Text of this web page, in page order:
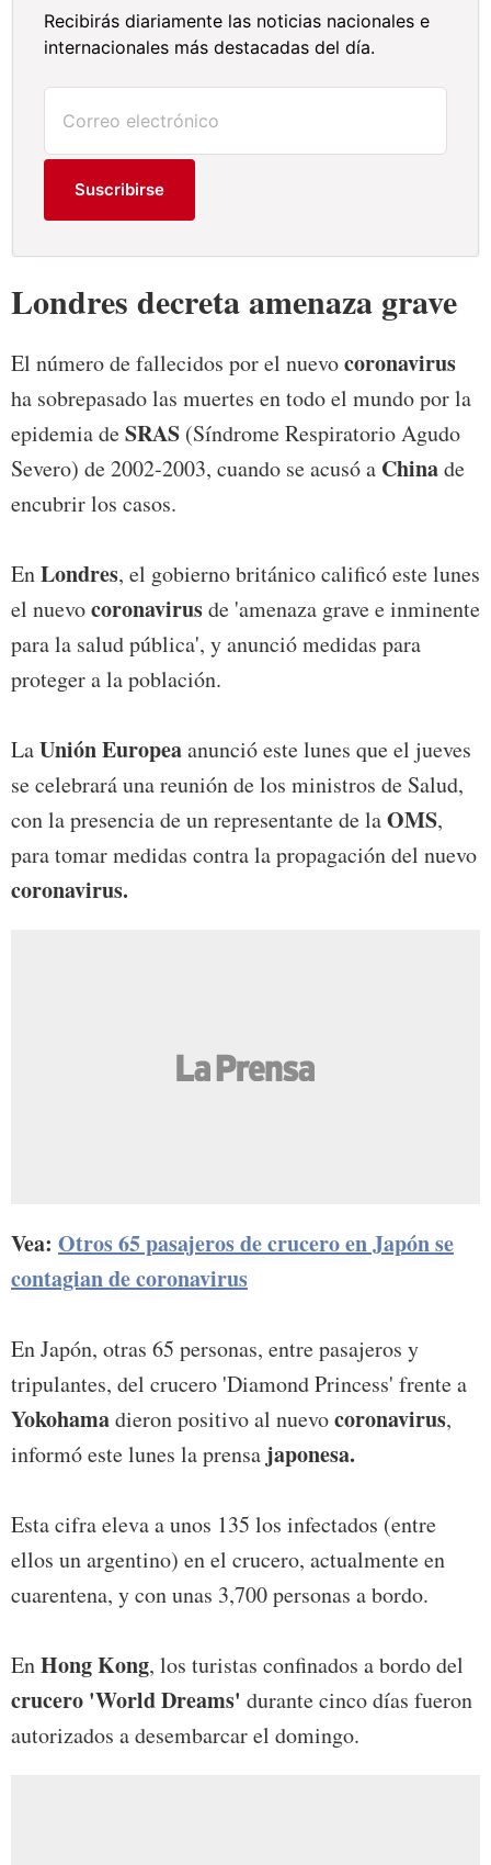
Recibirás diariamente las noticias nacionales e
internacionales más destacadas del día.
Suscribirse
Londres decreta amenaza grave
El número de fallecidos por el nuevocoronavirus
ha sobrepasado las muertes en todo el mundo por la
epidemia deSRAS (Síndrome Respiratorio Agudo
Severo) de 2002-2003, cuando se acusó a Chinade
encubrir los casos.
EnLondres, el gobierno británico calificó este lunes
el nuevocoronavirusde 'amenaza grave e inminente
para la salud pública', y anunció medidas para
proteger a la población.
LaUnión Europeaanunció este lunes que el jueves
se celebrará una reunión de los ministros de Salud,
con la presencia de un representante de laOMS,
para tomar medidas contra la propagación del nuevo
coronavirus.
Vea: Otros 65 pasajeros de crucero en Japón se
contagian de coronavirus
En Japón, otras 65 personas, entre pasajeros y
tripulantes, del crucero 'Diamond Princess' frente a
Yokohamadieron positivo al nuevocoronavirus,
informó este lunes la prensa japonesa.
Esta cifra eleva a unos 135 los infectados (entre
ellos un argentino) en el crucero, actualmente en
cuarentena, y con unas 3,700 personas a bordo.
EnHong Kong, los turistas confinados a bordo del
crucero 'World Dreams' durante cinco días fueron
autorizados a desembarcar el domingo.